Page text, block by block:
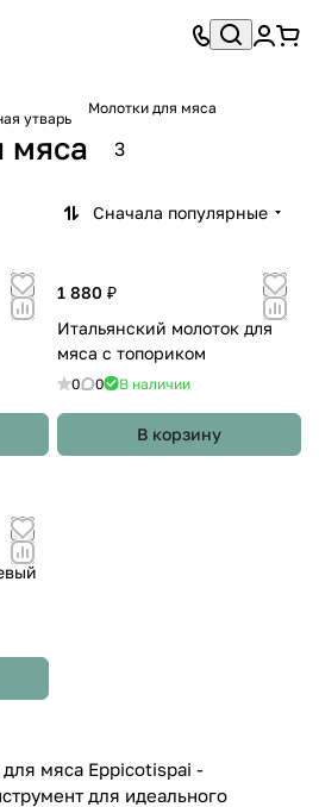
утварь
Молотки для мяса
мяса 3
Сначала популярные
1 880 ₽
Итальянский молоток для
мяса с топориком
0 0 В наличии
В корзину
мяса Eppicotispai -
для идеального